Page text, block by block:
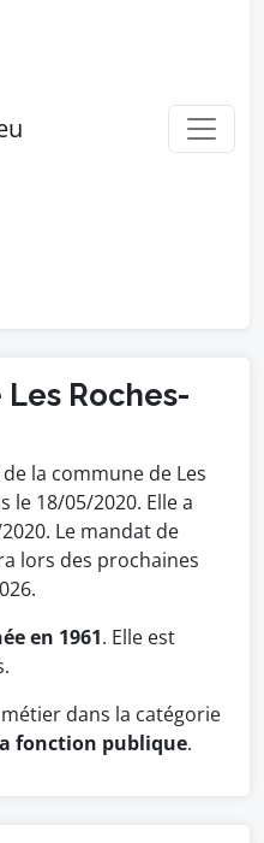
Roches-
la commune de Les
le 18/05/2020. Elle a
Le mandat de
lors des prochaines
en 1961. Elle est
dans la catégorie
fonction publique.